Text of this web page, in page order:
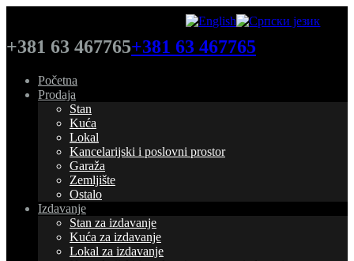
+381 63 467765+381 63 467765
Početna
Prodaja
Stan
Kuća
Lokal
Kancelarijski i poslovni prostor
Garaža
Zemljište
Ostalo
Izdavanje
Stan za izdavanje
Kuća za izdavanje
Lokal za izdavanje